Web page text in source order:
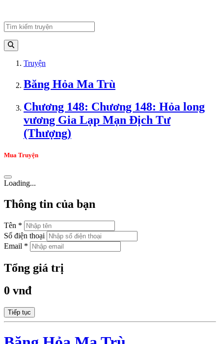
Truyện
Băng Hỏa Ma Trù
Chương 148: Chương 148: Hỏa long
vương Gia Lạp Mạn Địch Tư
(Thượng)
Mua Truyện
Loading...
Thông tin của bạn
Tên *
Số điện thoại
Email *
Tổng giá trị
0 vnđ
Tiếp tục